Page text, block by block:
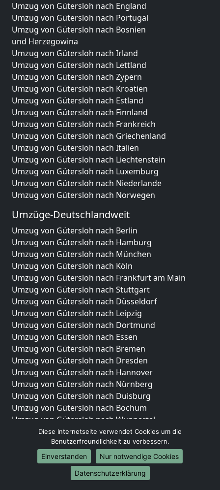
Umzug von Gütersloh nach England
Umzug von Gütersloh nach Portugal
Umzug von Gütersloh nach Bosnien
und Herzegowina
Umzug von Gütersloh nach Irland
Umzug von Gütersloh nach Lettland
Umzug von Gütersloh nach Zypern
Umzug von Gütersloh nach Kroatien
Umzug von Gütersloh nach Estland
Umzug von Gütersloh nach Finnland
Umzug von Gütersloh nach Frankreich
Umzug von Gütersloh nach Griechenland
Umzug von Gütersloh nach Italien
Umzug von Gütersloh nach Liechtenstein
Umzug von Gütersloh nach Luxemburg
Umzug von Gütersloh nach Niederlande
Umzug von Gütersloh nach Norwegen
Umzüge-Deutschlandweit
Umzug von Gütersloh nach Berlin
Umzug von Gütersloh nach Hamburg
Umzug von Gütersloh nach München
Umzug von Gütersloh nach Köln
Umzug von Gütersloh nach Frankfurt am Main
Umzug von Gütersloh nach Stuttgart
Umzug von Gütersloh nach Düsseldorf
Umzug von Gütersloh nach Leipzig
Umzug von Gütersloh nach Dortmund
Umzug von Gütersloh nach Essen
Umzug von Gütersloh nach Bremen
Umzug von Gütersloh nach Dresden
Umzug von Gütersloh nach Hannover
Umzug von Gütersloh nach Nürnberg
Umzug von Gütersloh nach Duisburg
Umzug von Gütersloh nach Bochum
Umzug von Gütersloh nach Wuppertal
Umzug von Gütersloh nach Bielefeld
Umzug von Gütersloh nach Bonn
Umzug von Gütersloh nach Münster
Internationale-Umzüge
Diese Internetseite verwendet Cookies um die
Benutzerfreundlichkeit zu verbessern.
Einverstanden
Nur notwendige Cookies
Datenschutzerklärung